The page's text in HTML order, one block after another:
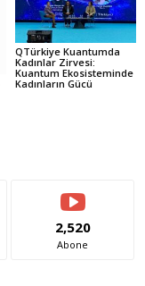
QTürkiye Kuantumda
Kadınlar Zirvesi:
Kuantum Ekosisteminde
Kadınların Gücü
2,520
Abone